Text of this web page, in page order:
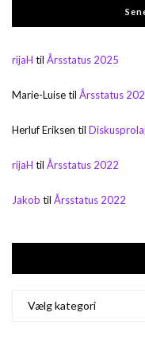
rijaH til Årsstatus 2025
Marie-Luisetil Årsstatus
Herluf Eriksen til
rijaH til Årsstatus 2022
Jakob til Årsstatus 2022